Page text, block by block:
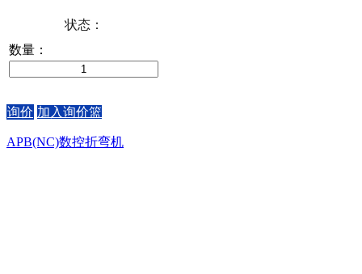
状态：
数量：
询价 加入询价篮
APB(NC)数控折弯机